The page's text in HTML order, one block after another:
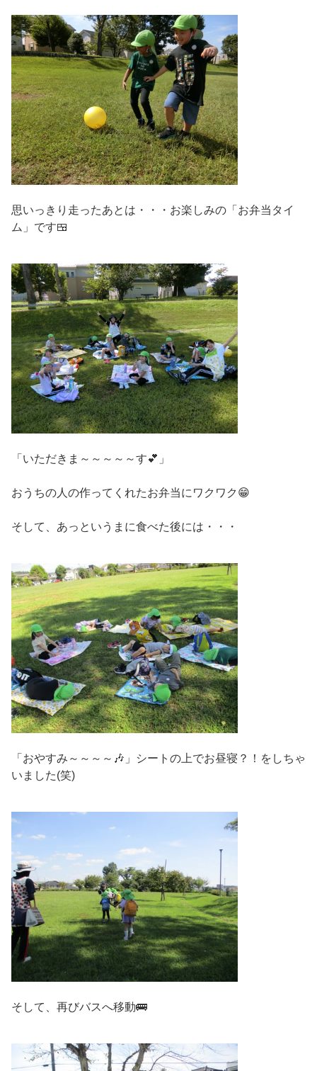
思いっきり走ったあとは・・・お楽しみの「お弁当タイ
ム」です🍱
「いただきま～～～～～す💕」
おうちの人の作ってくれたお弁当にワクワク😁
そして、あっというまに食べた後には・・・
「おやすみ～～～～🎶」シートの上でお昼寝？！をしちゃ
いました(笑)
そして、再びバスへ移動🚌